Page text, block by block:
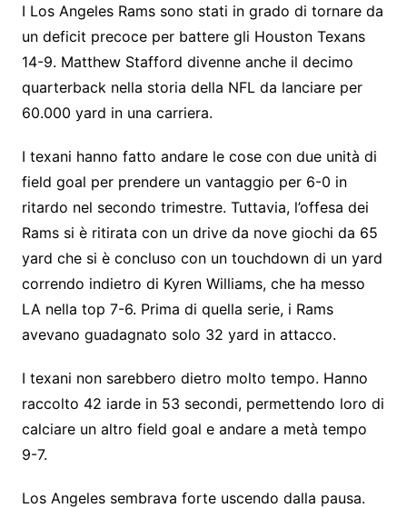
I Los Angeles Rams sono stati in grado di tornare da
un deficit precoce per battere gli Houston Texans
14-9. Matthew Stafford divenne anche il decimo
quarterback nella storia della NFL da lanciare per
60.000 yard in una carriera.
I texani hanno fatto andare le cose con due unità di
field goal per prendere un vantaggio per 6-0 in
ritardo nel secondo trimestre. Tuttavia, l’offesa dei
Rams si è ritirata con un drive da nove giochi da 65
yard che si è concluso con un touchdown di un yard
correndo indietro di Kyren Williams, che ha messo
LA nella top 7-6. Prima di quella serie, i Rams
avevano guadagnato solo 32 yard in attacco.
I texani non sarebbero dietro molto tempo. Hanno
raccolto 42 iarde in 53 secondi, permettendo loro di
calciare un altro field goal e andare a metà tempo
9-7.
Los Angeles sembrava forte uscendo dalla pausa.